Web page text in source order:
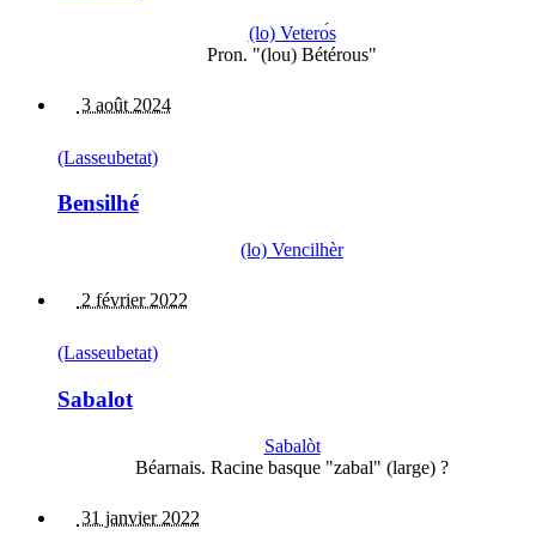
(lo) Veterо́s
Pron. "(lou) Bétérous"
3 août 2024
(Lasseubetat)
Bensilhé
(lo) Vencilhèr
2 février 2022
(Lasseubetat)
Sabalot
Sabalòt
Béarnais. Racine basque "zabal" (large) ?
31 janvier 2022